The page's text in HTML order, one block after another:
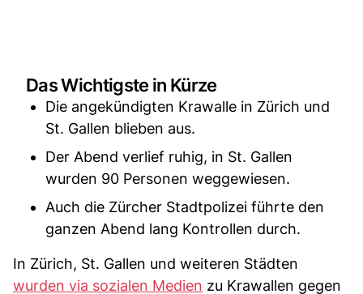
Das Wichtigste in Kürze
Die angekündigten Krawalle in Zürich und
St. Gallen blieben aus.
Der Abend verlief ruhig, in St. Gallen
wurden 90 Personen weggewiesen.
Auch die Zürcher Stadtpolizei führte den
ganzen Abend lang Kontrollen durch.
In Zürich, St. Gallen und weiteren Städten
wurden via sozialen Medien zu Krawallen gegen